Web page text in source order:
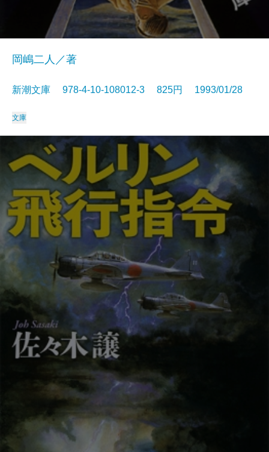
岡嶋二人／著
新潮文庫 978-4-10-108012-3 825円 1993/01/28
文庫